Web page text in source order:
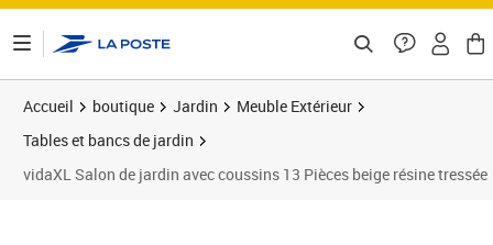
Accueil boutique Jardin
Meuble Extérieur
Tables et bancs de jardin
vidaXL Salon de jardin avec coussins 13 Pièces beige résine tressée